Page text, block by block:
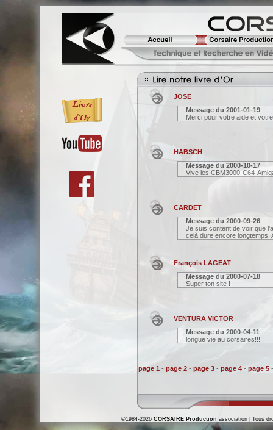
JOSE
Message du 2001-01-19
Merci pour votre aide et
HABSCH
Message du 2000-10-17
Vive les CBM3000-C64-
CARDET
Message du 2000-09-26
Je suis content de voir que
celà dure encore longtemps.
François LAGEAT
Message du 2000-07-18
Super ton site !
VENTURA VICTOR
Message du 2000-04-11
longue vie au corsaires!!!!!
page 1 - page 2- page 3- page 4- page 5
©1984-2026 CORSAIRE Production association | Tous